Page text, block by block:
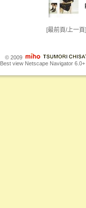
[最前頁/上一
© 2009
Best view Netscape Navigator